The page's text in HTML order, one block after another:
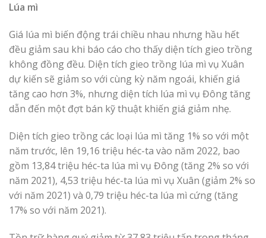
Lúa mì
Giá lúa mì biến động trái chiều nhau nhưng hầu hết
đều giảm sau khi báo cáo cho thấy diện tích gieo trồng
không đồng đều. Diện tích gieo trồng lúa mì vụ Xuân
dự kiến ​​sẽ giảm so với cùng kỳ năm ngoái, khiến giá
tăng cao hơn 3%, nhưng diện tích lúa mì vụ Đông tăng
dẫn đến một đợt bán kỹ thuật khiến giá giảm nhẹ.
Diện tích gieo trồng các loại lúa mì tăng 1% so với một
năm trước, lên 19,16 triệu héc-ta vào năm 2022, bao
gồm 13,84 triệu héc-ta lúa mì vụ Đông (tăng 2% so với
năm 2021), 4,53 triệu héc-ta lúa mì vụ Xuân (giảm 2% so
với năm 2021) và 0,79 triệu héc-ta lúa mì cứng (tăng
17% so với năm 2021).